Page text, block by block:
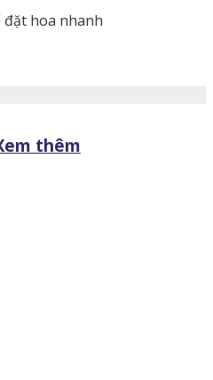
đặt hoa nhanh
thêm